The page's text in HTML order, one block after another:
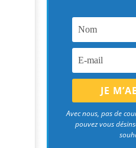
Avec nous, pas de
pouvez vous